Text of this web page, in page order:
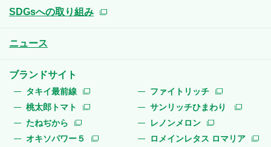
SDGsへの取り組み
ニュース
ブランドサイト
タキイ最前線
ファイトリッチ
桃太郎トマト
サンリッチひまわり
たねぢから
レノンメロン
オキソパワー５
ロメインレタス ロマリア